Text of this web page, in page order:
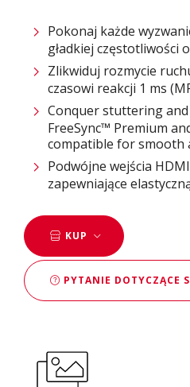
Pokonaj każde
gładkiej częstotliwości
Zlikwiduj rozmycie
czasowi reakcji 1 ms
Conquer stuttering
FreeSync™ Premium
compatible for smooth
Podwójne wejścia
zapewniające
KUP
PYTANIE DOTYCZĄCE